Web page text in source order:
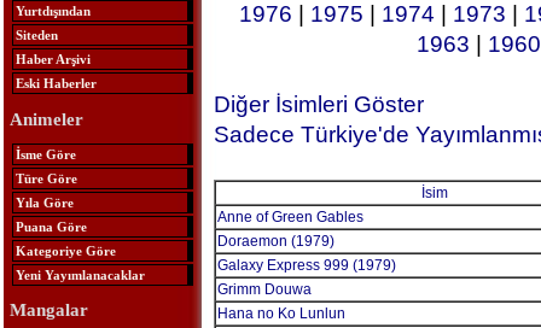
Yurtdışından
Siteden
Haber Arşivi
Eski Haberler
Animeler
İsme Göre
Türe Göre
Yıla Göre
Puana Göre
Kategoriye Göre
Yeni Yayımlanacaklar
Mangalar
1976
1975 1974 1973
1963
1960
Diğer İsimleri Göster
Sadece Türkiye'de
İsim
Anne of Green Gables
Doraemon (1979)
Galaxy Express 999 (1979)
Grimm Douwa
Hana no Ko Lunlun